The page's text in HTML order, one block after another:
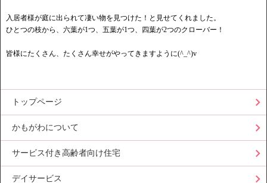
入居者様が庭に出られて凄い物を見つけた！と見せてくれました。
ひとつの枝から、六葉が1つ、五葉が1つ、四葉が2つのクローバー！
皆様にたくさん、たくさん幸せがやってきますように(^_^)v
トップページ
かもがわについて
サービス付き高齢者向け住宅
デイサービス